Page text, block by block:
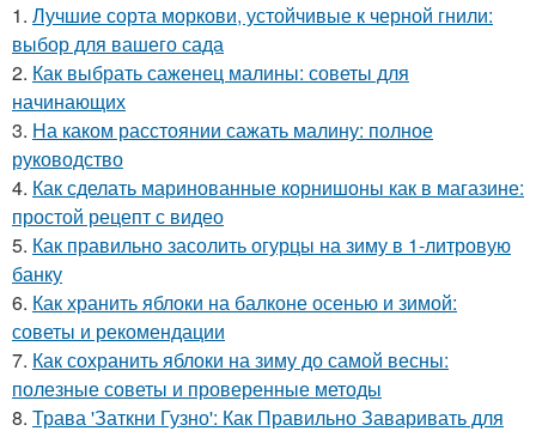
1. Лучшие сорта моркови, устойчивые к черной гнили:
выбор для вашего сада
2. Как выбрать саженец малины: советы для
начинающих
3. На каком расстоянии сажать малину: полное
руководство
4. Как сделать маринованные корнишоны как в магазине:
простой рецепт с видео
5. Как правильно засолить огурцы на зиму в 1-литровую
банку
6. Как хранить яблоки на балконе осенью и зимой:
советы и рекомендации
7. Как сохранить яблоки на зиму до самой весны:
полезные советы и проверенные методы
8. Трава 'Заткни Гузно': Как Правильно Заваривать для